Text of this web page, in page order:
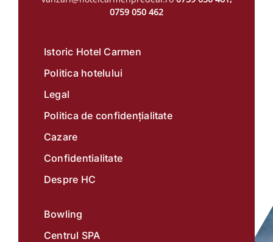
0759 050 462
Istoric Hotel Carmen
Politica hotelului
Legal
Politica de confidențialitate
Cazare
Confidentialitate
Despre HC
Bowling
Centrul SPA